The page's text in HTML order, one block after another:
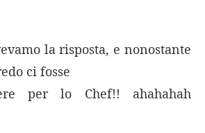
la risposta, e nonostante
ci fosse
per lo Chef!! ahahahah